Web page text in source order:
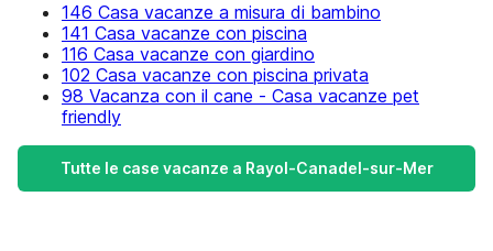
146 Casa vacanze a misura di bambino
141 Casa vacanze con piscina
116 Casa vacanze con giardino
102 Casa vacanze con piscina privata
98 Vacanza con il cane - Casa vacanze pet
friendly
Tutte le case vacanze a Rayol-Canadel-sur-Mer